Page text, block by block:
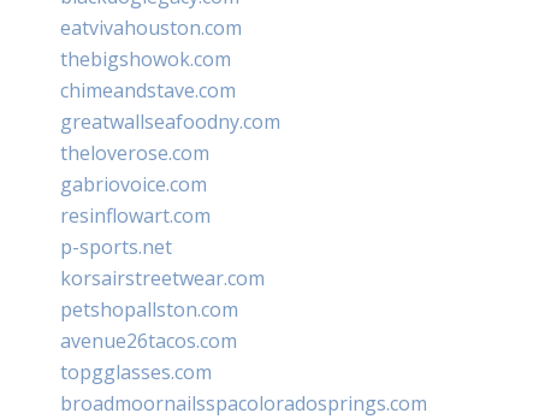
eatvivahouston.com
thebigshowok.com
chimeandstave.com
greatwallseafoodny.com
theloverose.com
gabriovoice.com
resinflowart.com
p-sports.net
korsairstreetwear.com
petshopallston.com
avenue26tacos.com
topgglasses.com
broadmoornailsspacoloradosprings.com